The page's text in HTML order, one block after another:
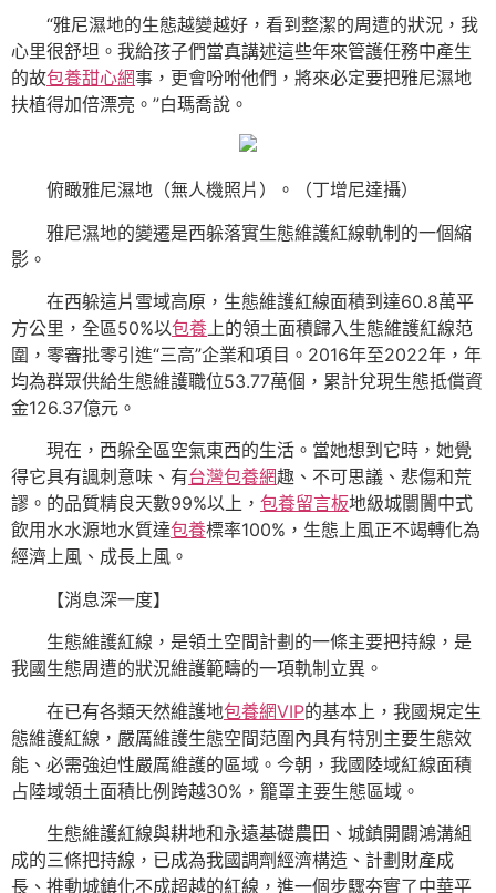
“雅尼濕地的生態越變越好，看到整潔的周遭的狀況，我
心里很舒坦。我給孩子們當真講述這些年來管護任務中產生
的故包養甜心網事，更會吩咐他們，將來必定要把雅尼濕地
扶植得加倍漂亮。”白瑪喬說。
俯瞰雅尼濕地（無人機照片）。（丁增尼達攝）
雅尼濕地的變遷是西躲落實生態維護紅線軌制的一個縮
影。
在西躲這片雪域高原，生態維護紅線面積到達60.8萬平
方公里，全區50%以包養上的領土面積歸入生態維護紅線范
圍，零審批零引進“三高”企業和項目。2016年至2022年，年
均為群眾供給生態維護職位53.77萬個，累計兌現生態抵償資
金126.37億元。
現在，西躲全區空氣東西的生活。當她想到它時，她覺
得它具有諷刺意味、有台灣包養網趣、不可思議、悲傷和荒
謬。的品質精良天數99%以上， 包養留言板地級城闤闠中式
飲用水水源地水質達包養標率100%，生態上風正不竭轉化為
經濟上風、成長上風。
【消息深一度】
生態維護紅線，是領土空間計劃的一條主要把持線，是
我國生態周遭的狀況維護範疇的一項軌制立異。
在已有各類天然維護地包養網VIP的基本上，我國規定生
態維護紅線，嚴厲維護生態空間范圍內具有特別主要生態效
能、必需強迫性嚴厲維護的區域。今朝，我國陸域紅線面積
占陸域領土面積比例跨越30%，籠罩主要生態區域。
生態維護紅線與耕地和永遠基礎農田、城鎮開闢鴻溝組
成的三條把持線，已成為我國調劑經濟構造、計劃財產成
長、推動城鎮化不成超越的紅線，進一個步驟夯實了中華平